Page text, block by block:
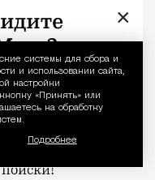
системы для сбора и
и использовании сайта,
настройки
«Принять» или
на обработку
Подробнее
в парке
ихпочти 200 видов.
сосны и ели,
и несколько
широколистные
Москвы.
×